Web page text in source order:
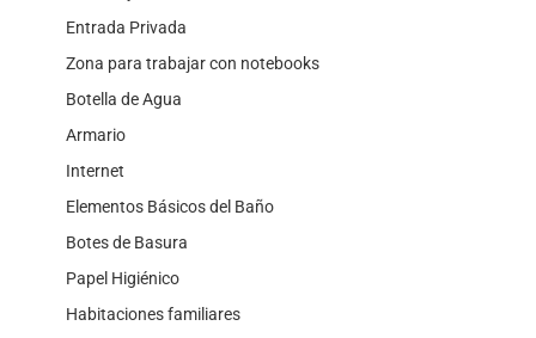
Entrada Privada
Zona para trabajar con notebooks
Botella de Agua
Armario
Internet
Elementos Básicos del Baño
Botes de Basura
Papel Higiénico
Habitaciones familiares